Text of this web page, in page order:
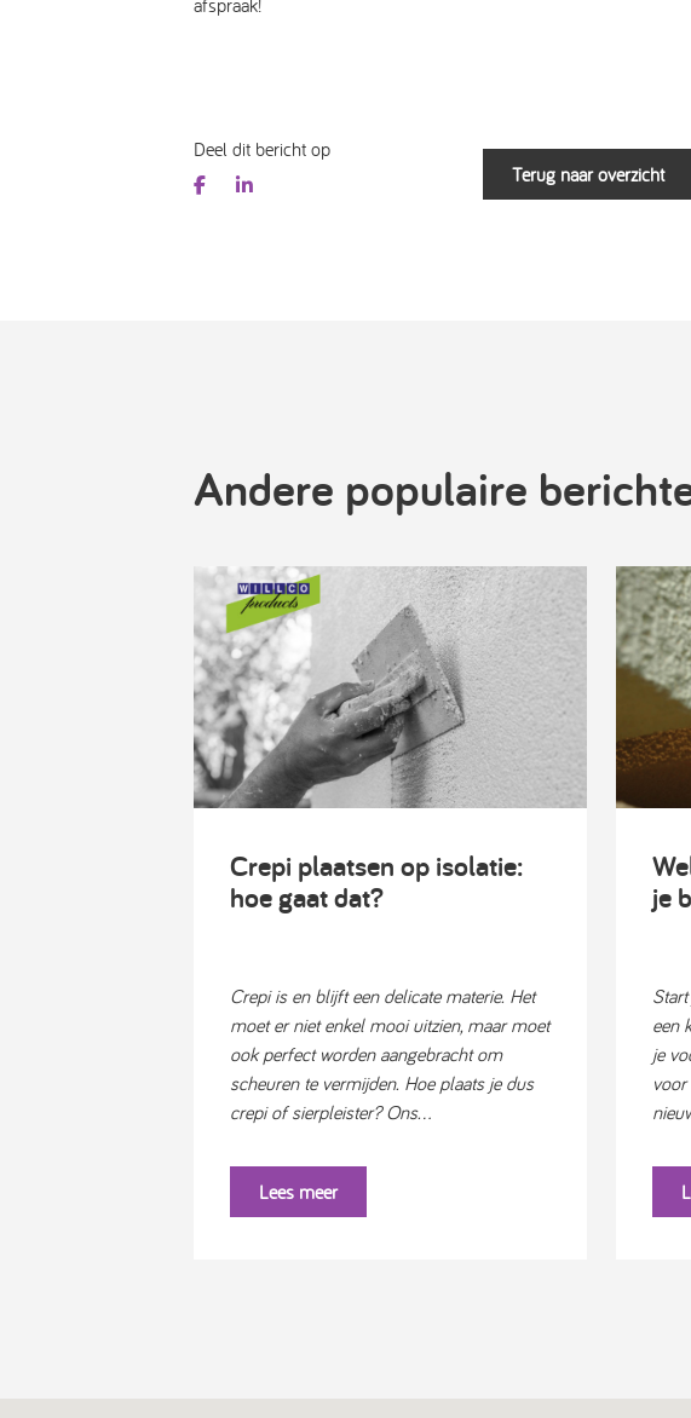
afspraak!
Deel dit bericht op
Terug naar overzicht
Andere populaire
Crepi plaatsen op isolatie:
hoe gaat dat?
Crepi is en blijft een delicate materie. Het
moet er niet enkel mooi uitzien, maar moet
ook perfect worden aangebracht om
scheuren te vermijden. Hoe plaats je dus
crepi of sierpleister? Ons...
Lees meer
je
een
je